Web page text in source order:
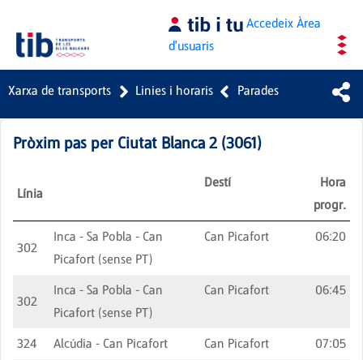
AccedeixÀrea
d'usuaris
Xarxa de transports Linies i horaris Parades
Pròxim pas per Ciutat Blanca 2 (3061)
Línia
Destí
Hora
progr.
302
Inca - Sa Pobla - Can
Picafort (sense PT)
Can Picafort 06:20
302
Inca - Sa Pobla - Can
Picafort (sense PT)
Can Picafort 06:45
324 Alcúdia - Can Picafort Can Picafort
07:05